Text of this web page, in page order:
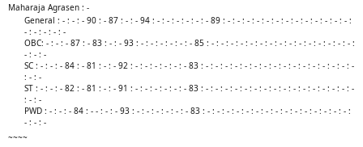
Maharaja Agrasen : -
General : - : - : - 90 : - 87 : - : - 94 : - : - : - : - : - : - 89 : - : - : - : - : - : - : - : - : - : - : - : - : - :
- : - : - : - : -
OBC: - : - : - 87 : - 83 : - : - 93 : - : - : - : - : - : - 85 : - : - : - : - : - : - : - : - : - : - : - : - : - : - : - :
- : - : -
SC : - : - : - 84 : - 81 : - : - 92 : - : - : - : - : - : - 83 : - : - : - : - : - : - : - : - : - : - : - : - : - : - : - : -
: - : -
ST : - : - : - 82 : - 81 : - : - 91 : - : - : - : - : - : - 83 : - : - : - : - : - : - : - : - : - : - : - : - : - : - : - : -
: - : -
PWD : - : - : - 84 : - - : - : - 93 : - : - : - : - : - : - 83 : - : - : - : - : - : - : - : - : - : - : - : - : - : - : - :
- : - : -​
~~~~